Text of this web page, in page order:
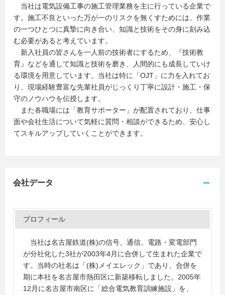
当社は電気設備工事の施工管理業務を主に行っている企業で
す。施工不良といった万が一のリスクを無くすためには、作業
の一つひとつに真摯に向き合い、知識と技術をその身に刻み込
む必要があると考えています。
新入社員の皆さんを一人前の技術者にするため、『技術教
育』などを通して知識と技術を磨き、人間的にも成長していけ
る環境を用意しています。当社は特に「OJT」に力を入れてお
り、現場経験豊富な先輩社員がじっくり丁寧に設計・施工・保
守のノウハウを伝授します。
また各職場には「教育サポーター」が配置されており、仕事
面や会社生活について気軽に質問・相談ができるため、安心し
てスキルアップしていくことができます。
会社データ
プロフィール
当社は名古屋鉄道(株)の信号、通信、電路・変電部門
が分社化した3社が2003年4月に合併して生まれた企業で
す。当時の社名は「(株)メイエレック」であり、合併を
期に本社を名古屋市熱田区に新築移転しました。2005年
12月に名古屋市南区に「総合電気教育訓練施設」を、